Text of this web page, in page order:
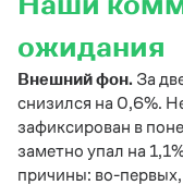
ожидания
Внешний фон. За
снизился на 0,6%.
зафиксирован в
заметно упал на
причины: во-